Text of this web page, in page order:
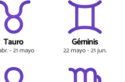
Tauro
- 21 mayo
Géminis
22 mayo - 21 jun.